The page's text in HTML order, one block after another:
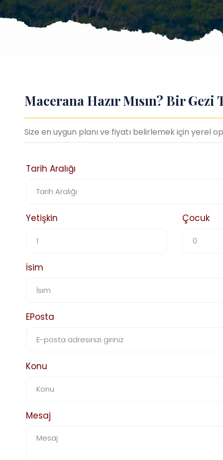
Macerana Hazır Mısın? Bir Gezi
Size en uygun planı ve fiyatı belirlemek için yerel
Tarih Aralığı
Yetişkin Çocuk
İsim
EPosta
Konu
Mesaj